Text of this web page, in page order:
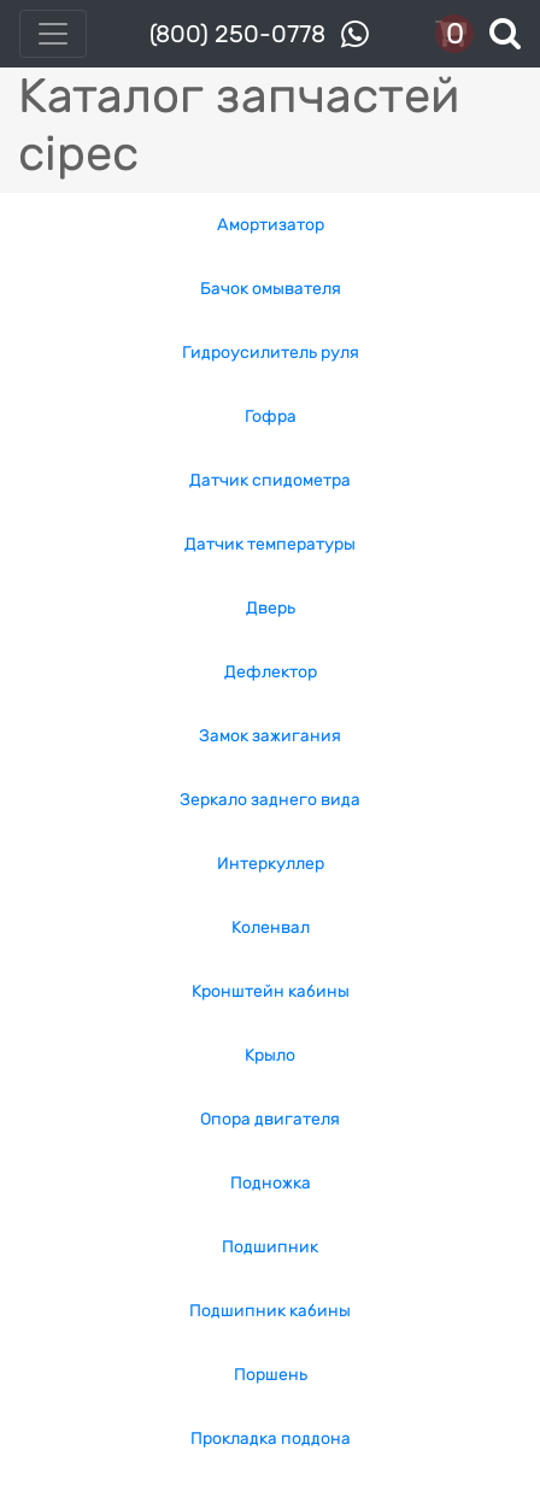
(800) 250-0778 0
Каталог запчастей
cipec
Амортизатор
Бачок омывателя
Гидроусилитель руля
Гофра
Датчик спидометра
Датчик температуры
Дверь
Дефлектор
Замок зажигания
Зеркало заднего вида
Интеркуллер
Коленвал
Кронштейн кабины
Крыло
Опора двигателя
Подножка
Подшипник
Подшипник кабины
Поршень
Прокладка поддона